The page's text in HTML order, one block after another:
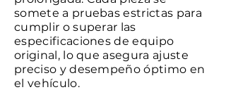
somete a pruebas estrictas para
cumplir o superar las
especificaciones de equipo
original, lo que asegura ajuste
preciso y desempeño óptimo en
el vehículo.